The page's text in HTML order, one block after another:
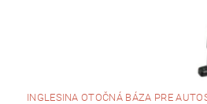
INGLESINA OTOČNÁ BÁZA PRE